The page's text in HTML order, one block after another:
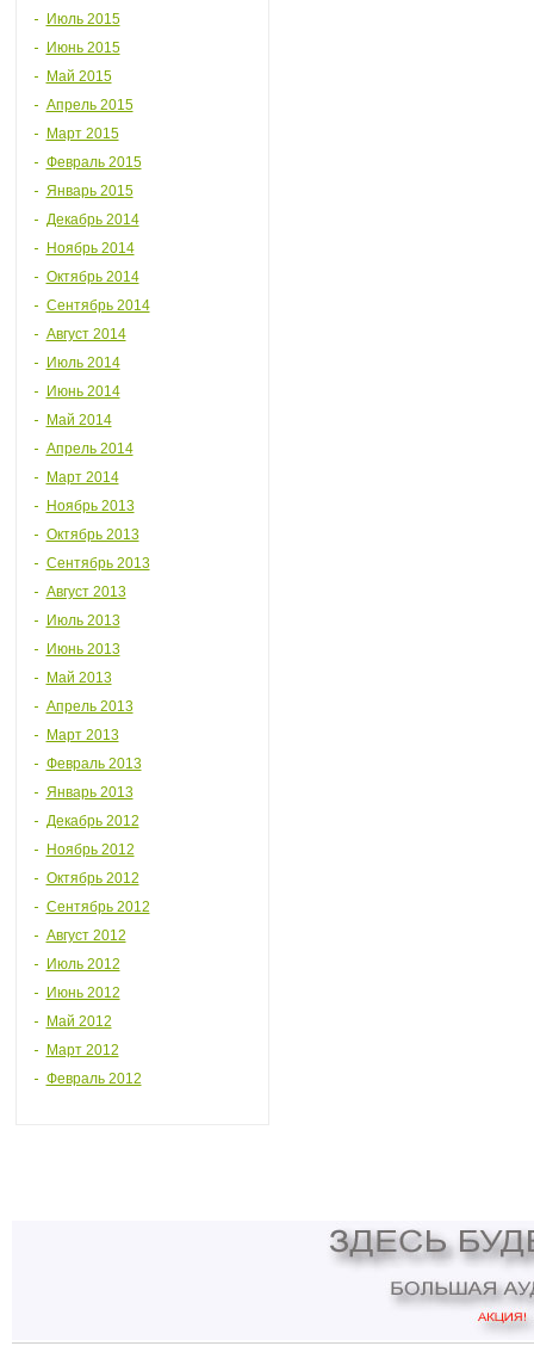
Июль 2015
Июнь 2015
Май 2015
Апрель 2015
Март 2015
Февраль 2015
Январь 2015
Декабрь 2014
Ноябрь 2014
Октябрь 2014
Сентябрь 2014
Август 2014
Июль 2014
Июнь 2014
Май 2014
Апрель 2014
Март 2014
Ноябрь 2013
Октябрь 2013
Сентябрь 2013
Август 2013
Июль 2013
Июнь 2013
Май 2013
Апрель 2013
Март 2013
Февраль 2013
Январь 2013
Декабрь 2012
Ноябрь 2012
Октябрь 2012
Сентябрь 2012
Август 2012
Июль 2012
Июнь 2012
Май 2012
Март 2012
Февраль 2012